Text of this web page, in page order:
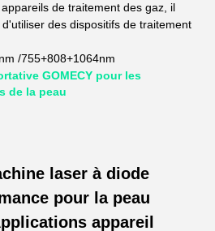
de traitement des gaz, il
des dispositifs de traitement
/755+808+1064nm
GOMECY pour les
de la peau
laser à diode
pour la peau
appareil